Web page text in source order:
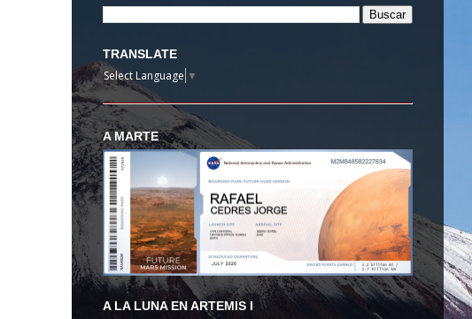
TRANSLATE
Select Language ▼
A MARTE
A LA LUNA EN ARTEMIS I